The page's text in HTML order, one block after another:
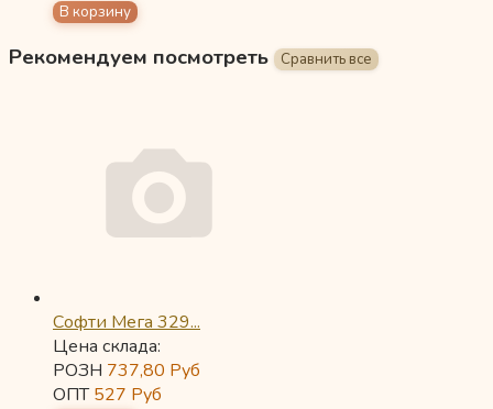
Рекомендуем посмотреть
Софти Мега 329...
Цена склада:
РОЗН 737,80 Руб
ОПТ527 Руб